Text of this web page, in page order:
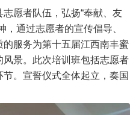
愿者队伍，弘扬“奉献、友
，通过志愿者的宣传倡导、
服务为第十五届江西南丰蜜
景。此次培训班包括志愿者
。宣誓仪式全体起立，奏国